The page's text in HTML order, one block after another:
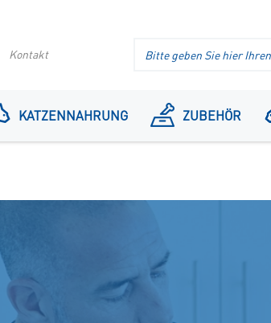
Kontakt
KATZENNAHRUNG ZUBEHÖR